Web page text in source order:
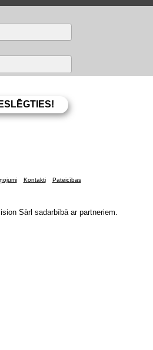
Kontakti Pateicības
Sàrl sadarbībā ar partneriem.